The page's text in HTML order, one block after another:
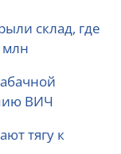
склад, где
млн
ВИЧ
тягу к